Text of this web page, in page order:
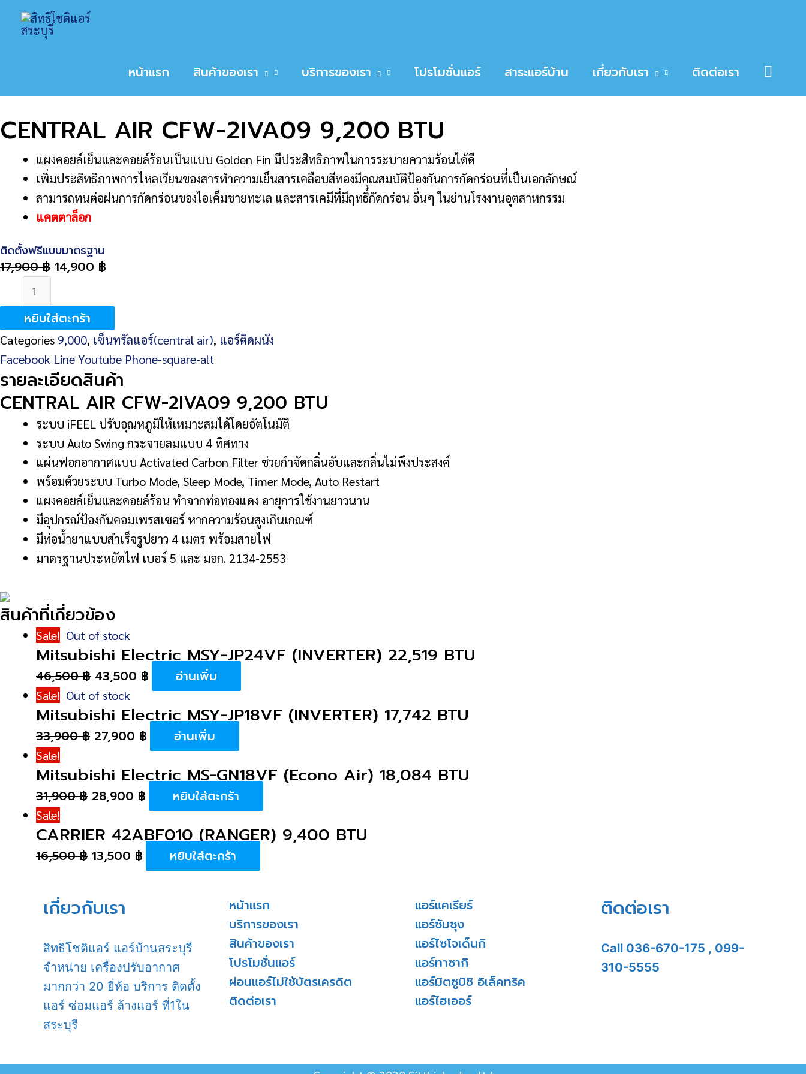
หน้าแรก สินค้าของเรา บริการของเรา โปรโมชั่นแอร์ สาระแอร์บ้าน เกี่ยวกับเรา ติดต่อเรา
Home สินค้า
หน้าหลัก/
CENTRAL AIR CFW-2IVA09 9,200 BTU
แผงคอยล์เย็นและคอยล์ร้อนเป็นแบบ Golden Fin มีประสิทธิภาพในการระบายความร้อนได้ดี
เพิ่มประสิทธิภาพการไหลเวียนของสารทําความเย็นสารเคลือบสีทองมีคุณสมบัติป้องกันการกัดกร่อนที่เป็นเอกลักษณ์
สามารถทนต่อฝนการกัดกร่อนของไอเค็มชายทะเล และสารเคมีที่มีฤทธิ์กัดกร่อน อื่นๆ ในย่านโรงงานอุตสาหกรรม
แคตตาล็อก
ติดตั้งฟรีแบบมาตรฐาน
17,900฿ 14,900 ฿
จำนวน
CENTRAL
CFW-
2IVA09
9,200
BTU
หยิบใส่ตะกร้า
Categories 9,000, เซ็นทรัลแอร์(central air), แอร์ติดผนัง
Facebook LineYoutube Phone-square-alt
รายละเอียดสินค้า
CENTRAL AIR CFW-2IVA09 9,200 BTU
ระบบ iFEEL ปรับอุณหภูมิให้เหมาะสมได้โดยอัตโนมัติ
ระบบ Auto Swing กระจายลมแบบ 4 ทิศทาง
แผ่นฟอกอากาศแบบ Activated Carbon Filter ช่วยกําจัดกลิ่นอับและกลิ่นไม่พึงประสงค์
พร้อมด้วยระบบ Turbo Mode, Sleep Mode, Timer Mode, Auto Restart
แผงคอยล์เย็นและคอยล์ร้อน ทําจากท่อทองแดง อายุการใช้งานยาวนาน
มีอุปกรณ์ป้องกันคอมเพรสเซอร์ หากความร้อนสูงเกินเกณฑ์
มีท่อน้ำยาแบบสำเร็จรูปยาว 4 เมตร พร้อมสายไฟ
มาตรฐานประหยัดไฟ เบอร์ 5 และ มอก. 2134-2553
สินค้าที่เกี่ยวข้อง
Sale! Out of stock
Mitsubishi Electric MSY-JP24VF (INVERTER) 22,519 BTU
46,500฿ 43,500 ฿ อ่านเพิ่ม
Sale! Out of stock
Mitsubishi Electric MSY-JP18VF (INVERTER) 17,742 BTU
33,900฿ 27,900 ฿ อ่านเพิ่ม
Sale!
Mitsubishi Electric MS-GN18VF (Econo Air) 18,084 BTU
31,900฿ 28,900 ฿ หยิบใส่ตะกร้า
Sale!
CARRIER 42ABF010 (RANGER) 9,400 BTU
16,500฿ 13,500 ฿ หยิบใส่ตะกร้า
เกี่ยวกับเรา
สิทธิโชติแอร์ แอร์บ้านสระบุรี
จำหน่าย เครื่องปรับอากาศ
มากกว่า 20 ยี่ห้อ บริการ ติดตั้ง
แอร์ ซ่อมแอร์ ล้างแอร์ ที่1ใน
สระบุรี
หน้าแรก
บริการของเรา
สินค้าของเรา
โปรโมชั่นแอร์
ผ่อนแอร์ไม่ใช้บัตรเครดิต
ติดต่อเรา
แอร์แคเรียร์
แอร์ซัมซุง
แอร์ไซโจเด็นกิ
แอร์ทาซากิ
แอร์มิตซูบิชิ อิเล็คทริค
แอร์ไฮเออร์
ติดต่อเรา
Call 036-670-175 , 099-
310-5555